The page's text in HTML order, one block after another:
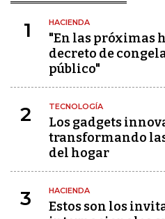
1 HACIENDA
"En las próximas
decreto de
público"
2 TECNOLOGÍA
Los gadgets
transformando
del hogar
3 HACIENDA
Estos son los